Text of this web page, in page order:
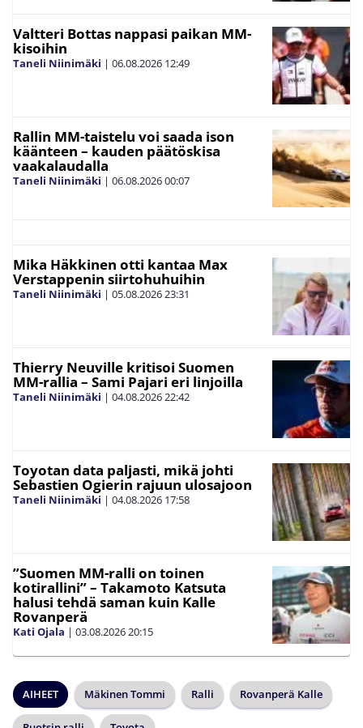
Valtteri Bottas nappasi paikan MM-
kisoihin
Taneli Niinimäki | 06.08.2026 12:49
Rallin MM-taistelu voi saada ison
käänteen – kauden päätöskisa
vaakalaudalla
Taneli Niinimäki | 06.08.202600:07
Mika Häkkinen otti kantaa Max
Verstappenin siirtohuhuihin
Taneli Niinimäki | 05.08.202623:31
Thierry Neuville kritisoi Suomen
MM-rallia – Sami Pajari eri linjoilla
Taneli Niinimäki | 04.08.202622:42
Toyotan data paljasti, mikä johti
Sebastien Ogierin rajuun ulosajoon
Taneli Niinimäki | 04.08.2026 17:58
”Suomen MM-ralli on toinen
kotirallini” – Takamoto Katsuta
halusi tehdä saman kuin Kalle
Rovanperä
Kati Ojala | 03.08.202620:15
AIHEET Mäkinen Tommi Ralli Rovanperä Kalle